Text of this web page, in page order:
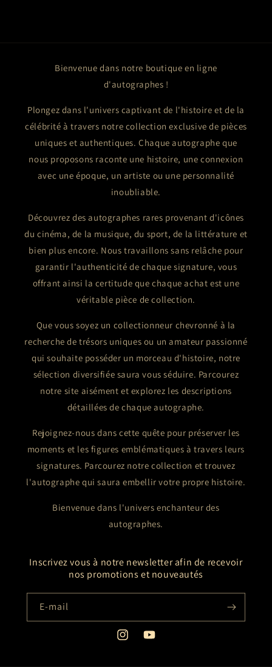
Bienvenue dans notre boutique en ligne
d'autographes !
Plongez dans l'univers captivant de l'histoire et de la
célébrité à travers notre collection exclusive de pièces
uniques et authentiques. Chaque autographe que
nous proposons raconte une histoire, une connexion
avec une époque, un artiste ou une personnalité
inoubliable.
Découvrez des autographes rares provenant d'icônes
du cinéma, de la musique, du sport, de la littérature et
bien plus encore. Nous travaillons sans relâche pour
garantir l'authenticité de chaque signature, vous
offrant ainsi la certitude que chaque achat est une
véritable pièce de collection.
Que vous soyez un collectionneur chevronné à la
recherche de trésors uniques ou un amateur passionné
qui souhaite posséder un morceau d'histoire, notre
sélection diversifiée saura vous séduire. Parcourez
notre site aisément et explorez les descriptions
détaillées de chaque autographe.
Rejoignez-nous dans cette quête pour préserver les
moments et les figures emblématiques à travers leurs
signatures. Parcourez notre collection et trouvez
l'autographe qui saura embellir votre propre histoire.
Bienvenue dans l'univers enchanteur des
autographes.
Inscrivez vous à notre newsletter afin de recevoir
nos promotions et nouveautés
E-mail
InstagramYouTube